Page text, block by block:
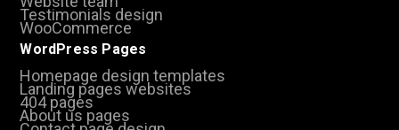
Testimonials design
WooCommerce
WordPress Pages
Homepage design templates
Landing pages websites
404 pages
About us pages